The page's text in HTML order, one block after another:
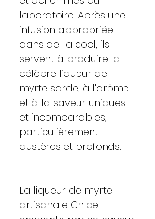
laboratoire. Après une
infusion appropriée
dans de l'alcool, ils
servent à produire la
célèbre liqueur de
myrte sarde, à l'arôme
et à la saveur uniques
et incomparables,
particulièrement
austères et profonds.
La liqueur de myrte
artisanale Chloe